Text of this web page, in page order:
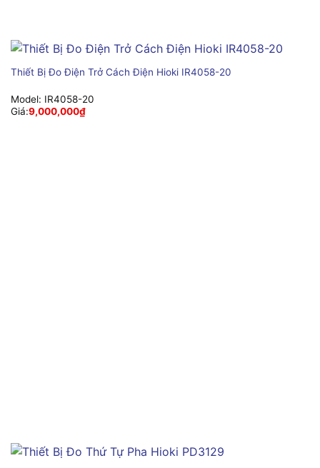
Thiết Bị Đo Điện Trở Cách Điện Hioki IR4058-20
Model: IR4058-20
Giá:9,000,000₫